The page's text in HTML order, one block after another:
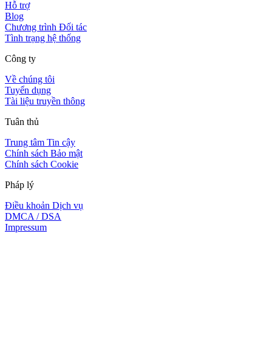
Hỗ trợ
Blog
Chương trình Đối tác
Tình trạng hệ thống
Công ty
Về chúng tôi
Tuyển dụng
Tài liệu truyền thông
Tuân thủ
Trung tâm Tin cậy
Chính sách Bảo mật
Chính sách Cookie
Pháp lý
Điều khoản Dịch vụ
DMCA / DSA
Impressum